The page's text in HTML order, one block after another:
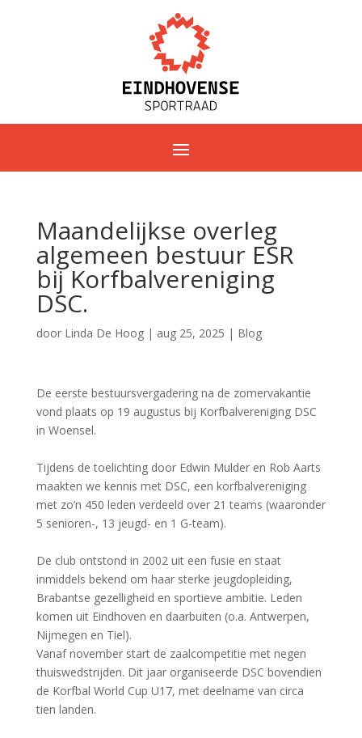
Maandelijkse overleg
algemeen bestuur ESR
bij Korfbalvereniging
DSC.
door Linda De Hoog| aug 25, 2025 | Blog
De eerste bestuursvergadering na de zomervakantie
vond plaats op 19 augustus bij Korfbalvereniging DSC
in Woensel.
Tijdens de toelichting door Edwin Mulder en Rob Aarts
maakten we kennis met DSC, een korfbalvereniging
met zo’n 450 leden verdeeld over 21 teams (waaronder
5 senioren-, 13 jeugd- en 1 G-team).
De club ontstond in 2002 uit een fusie en staat
inmiddels bekend om haar sterke jeugdopleiding,
Brabantse gezelligheid en sportieve ambitie. Leden
komen uit Eindhoven en daarbuiten (o.a. Antwerpen,
Nijmegen en Tiel).
Vanaf november start de zaalcompetitie met negen
thuiswedstrijden. Dit jaar organiseerde DSC bovendien
de Korfbal World Cup U17, met deelname van circa
tien landen.